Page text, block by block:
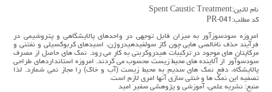
نام لاتین:Spent Caustic Treatment
کد مطلب:PR-041
امروزه سودسوزآور به میزان قابل توجهي در واحدهای پالایشگاهي و پتروشیمی در
فرآیند حذف ناخالصي هایي چون گاز سولفیدهیدروژن، اسیدهاي کربوکسیلي و نفتني و
مرکاپتان هاي موجود در ترکیبات هیدروکربني به کار مي رود. نمك هاي حاصل از مصرف
سودسوآور از آلاینده هاي محیط زیست محسوب مي گردند. امروزه استانداردهاي طراحي
پالایشگاه، دفع نمك هاي سدیم به محیط زیست (آب و خاك) را مجاز نمي شمارد. لذا
تصفیه این نمك ها و خنثي سازي آنها امري لازم است.
منبع: نشریه علمی، آموزشی و پژوهشی سفیر امید